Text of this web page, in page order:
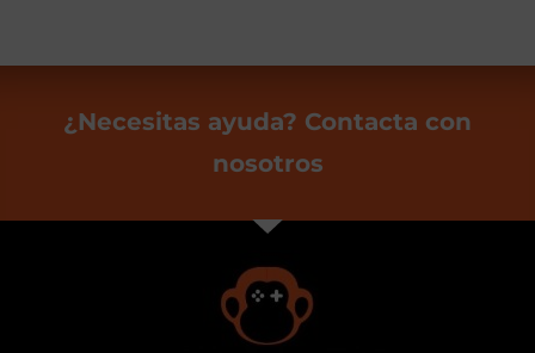
¿Necesitas ayuda? Contacta con
nosotros